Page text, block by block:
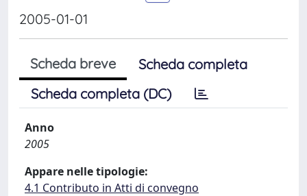
2005-01-01
Scheda breve
Scheda completa
Scheda completa (DC)
Anno
2005
Appare nelle tipologie:
4.1 Contributo in Atti di convegno